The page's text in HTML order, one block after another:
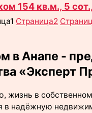
154 кв.м., 5
1 Страница2
в Анапе -
«Эксперт
жизнь в
в надёжную